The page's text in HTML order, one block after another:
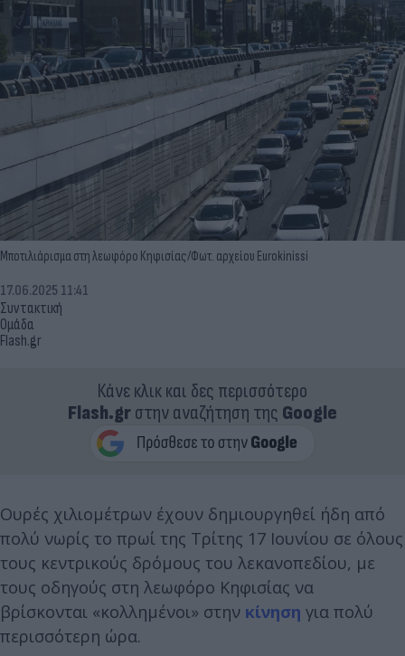
Μποτιλιάρισμα στη λεωφόρο Κηφισίας/Φωτ. αρχείου Eurokinissi
Συντακτική
Ομάδα
Flash.gr
17.06.2025 11:41
Κάνε κλικ και δες περισσότερο
Flash.grστην αναζήτηση της Google
Ουρές χιλιομέτρων έχουν δημιουργηθεί ήδη από
πολύ νωρίς το πρωί της Τρίτης 17 Ιουνίου σε όλους
τους κεντρικούς δρόμους του λεκανοπεδίου, με
τους οδηγούς στη λεωφόρο Κηφισίας να
βρίσκονται «κολλημένοι» στην κίνηση για πολύ
περισσότερη ώρα.